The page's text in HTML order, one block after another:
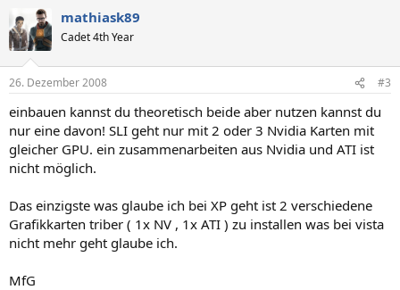
mathiask89
Cadet 4th Year
26. Dezember 2008 #3
einbauen kannst du theoretisch beide aber nutzen kannst du
nur eine davon! SLI geht nur mit 2 oder 3 Nvidia Karten mit
gleicher GPU. ein zusammenarbeiten aus Nvidia und ATI ist
nicht möglich.
Das einzigste was glaube ich bei XP geht ist 2 verschiedene
Grafikkarten triber ( 1x NV , 1x ATI ) zu installen was bei vista
nicht mehr geht glaube ich.
MfG